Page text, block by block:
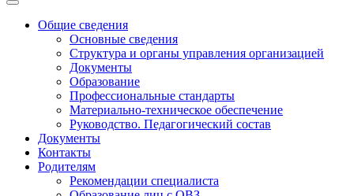
Toggle
navigationОбщие сведения
Основные сведения
Структура и органы управления организацией
Документы
Образование
Профессиональные стандарты
Материально-техническое обеспечение
Руководство. Педагогический состав
Документы
Контакты
Родителям
Рекомендации специалиста